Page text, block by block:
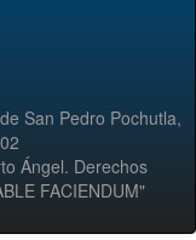
San Pedro Pochutla,
Ángel. Derechos
FACIENDUM"